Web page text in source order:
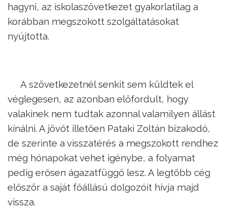
hagyni, az iskolaszövetkezet gyakorlatilag a
korábban megszokott szolgáltatásokat
nyújtotta.
A szövetkezetnél senkit sem küldtek el
véglegesen, az azonban előfordult, hogy
valakinek nem tudtak azonnal valamilyen állást
kínálni. A jövőt illetően Pataki Zoltán bizakodó,
de szerinte a visszatérés a megszokott rendhez
még hónapokat vehet igénybe, a folyamat
pedig erősen ágazatfüggő lesz. A legtöbb cég
először a saját főállású dolgozóit hívja majd
vissza.